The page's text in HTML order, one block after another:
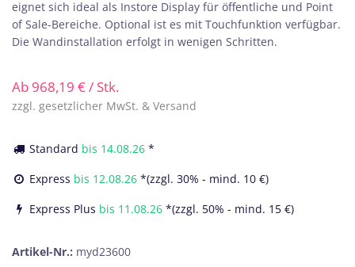
eignet sich ideal als Instore Display für öffentliche und Point
of Sale-Bereiche. Optional ist es mit Touchfunktion verfügbar.
Die Wandinstallation erfolgt in wenigen Schritten.
Ab 968,19 €/ Stk.
zzgl. gesetzlicher MwSt. & Versand
Standard bis 14.08.26 *
Express bis 12.08.26 *(zzgl. 30% - mind. 10 €)
Express Plus bis 11.08.26 *(zzgl. 50% - mind. 15 €)
Artikel-Nr.: myd23600